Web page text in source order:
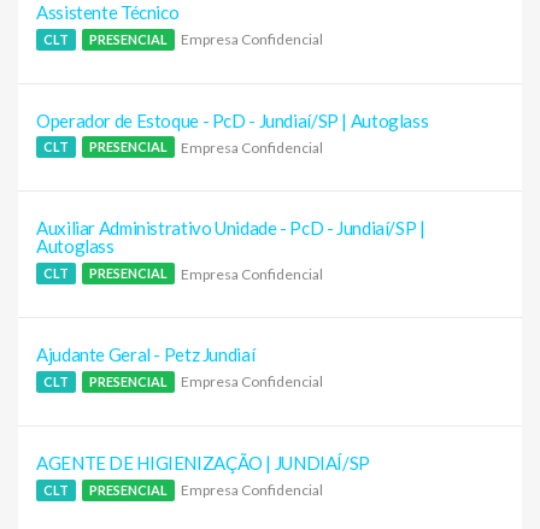
Assistente Técnico
CLT PRESENCIAL Empresa Confidencial
Operador de Estoque - PcD - Jundiaí/SP | Autoglass
CLT PRESENCIAL Empresa Confidencial
Auxiliar Administrativo Unidade - PcD - Jundiaí/SP |
Autoglass
CLT PRESENCIAL Empresa Confidencial
Ajudante Geral - Petz Jundiaí
CLT PRESENCIAL Empresa Confidencial
AGENTE DE HIGIENIZAÇÃO | JUNDIAÍ/SP
CLT PRESENCIAL Empresa Confidencial